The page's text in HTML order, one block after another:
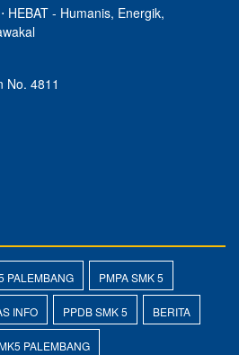
HEBAT - Humanis, Energik,
No. 4811
PALEMBANG PMPA SMK 5
INFO PPDB SMK 5 BERITA
PALEMBANG